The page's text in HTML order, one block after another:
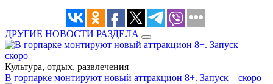
ДРУГИЕ НОВОСТИ РАЗДЕЛА
Культура, отдых, развлечения
В горпарке монтируют новый аттракцион 8+. Запуск – скоро